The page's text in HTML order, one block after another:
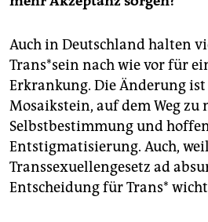
Auch in Deutschland halten
Trans*sein nach wie vor für
Erkrankung. Die Änderung
Mosaikstein, auf dem Weg zu
Selbstbestimmung und
Entstigmatisierung. Auch,
Transsexuellengesetz ad
Entscheidung für Trans*